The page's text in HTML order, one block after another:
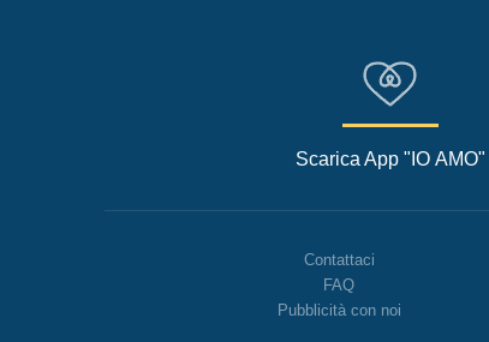
Scarica App "IO AMO"
Contattaci
FAQ
Pubblicità con noi